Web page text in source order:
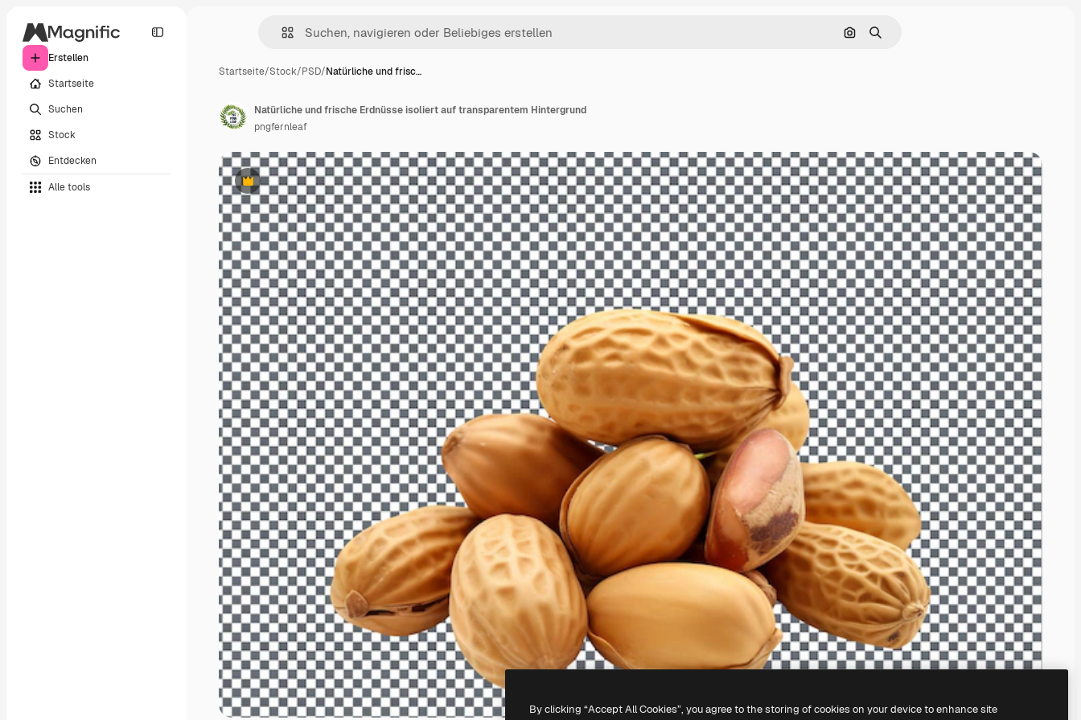
Erstellen
Startseite
Suchen
Stock
Entdecken
Alle tools
Nach Bild suchen
Suchen
Startseite/Stock/PSD/Natürliche und frisc…
Premium
Natürliche und frische Erdnüsse isoliert auf transparentem Hintergrund
pngfernleaf
By clicking “Accept All Cookies”, you agree to the storing of cookies on your device to enhance site